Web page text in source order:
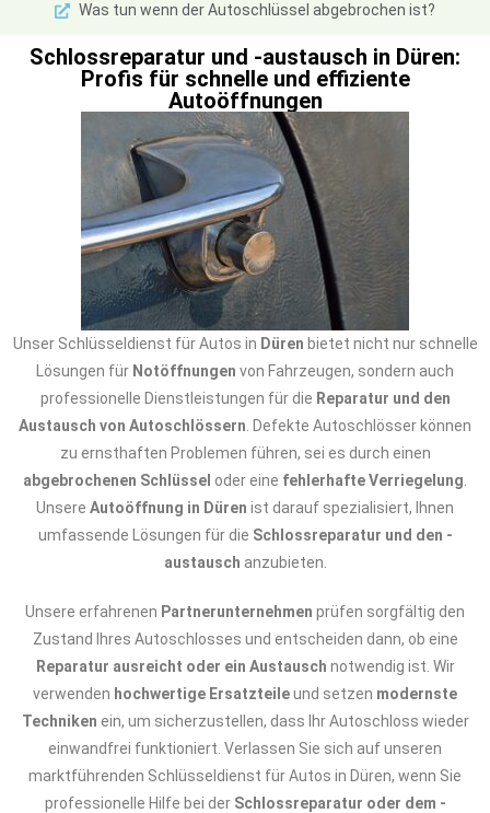
Was tun wenn der Autoschlüssel abgebrochen ist?
Schlossreparatur und -austausch in Düren:
Profis für schnelle und effiziente
Autoöffnungen
Unser Schlüsseldienst für Autos in Düren bietet nicht nur schnelle
Lösungen für Notöffnungen von Fahrzeugen, sondern auch
professionelle Dienstleistungen für die Reparatur und den
Austausch von Autoschlössern . Defekte Autoschlösser können
zu ernsthaften Problemen führen, sei es durch einen
abgebrochenen Schlüssel oder eine fehlerhafte Verriegelung
Unsere Autoöffnung in Düren ist darauf spezialisiert, Ihnen
umfassende Lösungen für die Schlossreparatur und den -
austausch anzubieten.
Unsere erfahrenen Partnerunternehmen prüfen sorgfältig den
Zustand Ihres Autoschlosses und entscheiden dann, ob eine
Reparatur ausreicht oder ein Austausch notwendig ist. Wir
verwenden hochwertige Ersatzteileund setzen modernste
Techniken ein, um sicherzustellen, dass Ihr Autoschloss wieder
einwandfrei funktioniert. Verlassen Sie sich auf unseren
marktführenden Schlüsseldienst für Autos in Düren, wenn Sie
professionelle Hilfe bei der Schlossreparatur oder dem -